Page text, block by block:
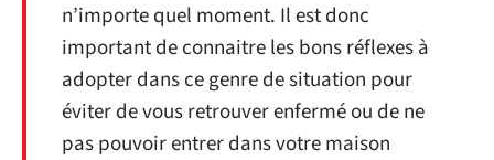
n’importe quel moment. Il est donc
important de connaitre les bons réflexes à
adopter dans ce genre de situation pour
éviter de vous retrouver enfermé ou de ne
pas pouvoir entrer dans votre maison